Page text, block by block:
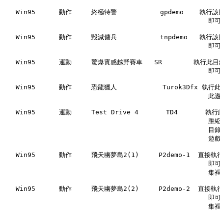
Win95      動作     終極特警           gpdemo    執行該
即可
Win95      動作     毀滅傭兵           tnpdemo   執行該
即可
Win95      運動     驚爆實感越野賽車   SR        執行此
即可
Win95      動作     恐龍獵人          　Turok3Dfx 執行
此遊
Win95      運動     Test Drive 4       TD4       執行
壓縮
目錄
遊
Win95      動作     飛天幽夢島2(1)     P2demo-1  直接執
即可將
集裡
Win95      動作     飛天幽夢島2(2)     P2demo-2  直接執
即可將
集裡